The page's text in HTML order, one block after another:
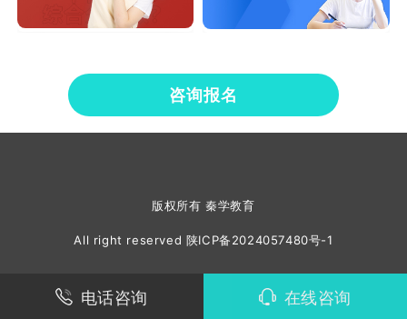
咨询报名
版权所有 秦学教育
All right reserved 陕ICP备2024057480号-1
电话咨询 在线咨询